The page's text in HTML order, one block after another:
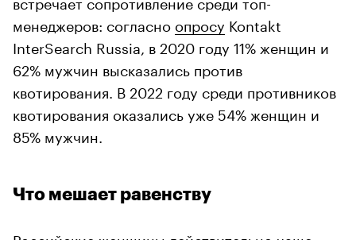
менеджеров: согласно опросу Kontakt
InterSearch Russia, в 2020 году 11% женщин и
62% мужчин высказались против
квотирования. В 2022 году среди противников
квотирования оказались уже 54% женщин и
85% мужчин.
Что мешает равенству